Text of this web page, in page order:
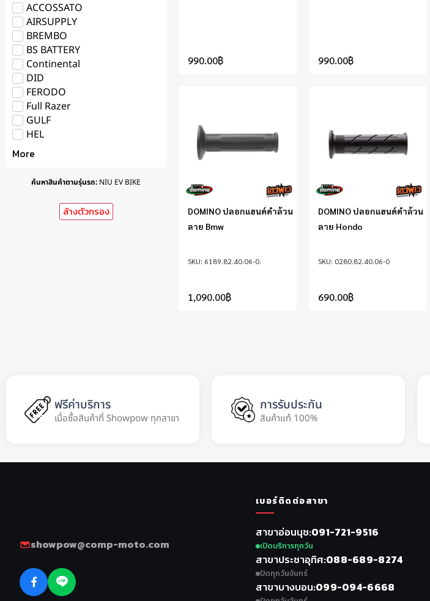
ACCOSSATO
AIRSUPPLY
BREMBO
BS BATTERY
Continental
DID
FERODO
Full Razer
GULF
HEL
More
ค้นหาสินค้าตามรุ่นรถ: NIU EV BIKE
ล้างตัวกรอง
990.00฿ 990.00฿
6189.82.40.06-0.
DOMINO ปลอกแฮนด์ดำล้วน
ลาย Bmw
1,090.00฿
0280.82.40.06-0
DOMINO ปลอกแฮนด์ดำล้วน
ลาย Hondo
690.00฿
ฟรีค่าบริการ
เมื่อซื้อสินค้าที่ Showpow ทุกสาขา
การรับประกัน
สินค้าแท้ 100%
showpow@comp-moto.com
เบอร์ติดต่อสาขา
สาขาอ่อนนุช 091-721-9516
เปิดบริการทุกวัน
สาขาประชาอุทิศ 088-689-8274
ปิดทุกวันจันทร์
สาขาบางบอน 099-094-6668